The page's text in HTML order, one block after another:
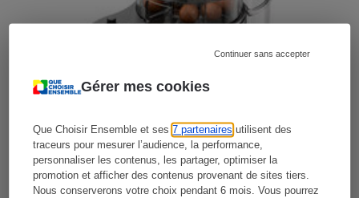
Gérer mes cookies
Que Choisir Ensemble et ses7 partenaires utilisent des
traceurs pour mesurer l’audience, la performance,
personnaliser les contenus, les partager, optimiser la
promotion et afficher des contenus provenant de sites tiers.
Nous conserverons votre choix pendant 6 mois. Vous pourrez
Continuer sans accepter